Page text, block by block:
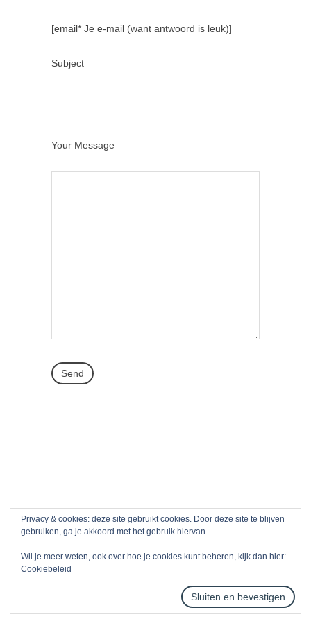
[email* Je e-mail (want antwoord is leuk)]
Subject
Your Message
© Copyright See Genius 2019. Alle rechten
Privacy & cookies: deze site gebruikt cookies. Door deze site te blijven
gebruiken, ga je akkoord met het gebruik hiervan.
Wil je meer weten, ook over hoe je cookies kunt beheren, kijk dan hier:
Cookiebeleid